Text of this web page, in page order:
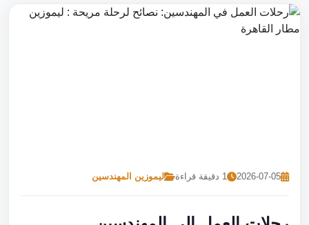
نحن
2026-07-05 1 دقيقة قراءة ليموزين المهندسين